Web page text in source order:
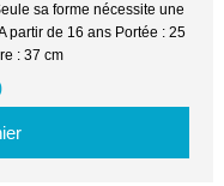
sa forme nécessite une
partir de 16 ans Portée : 25
: 37 cm